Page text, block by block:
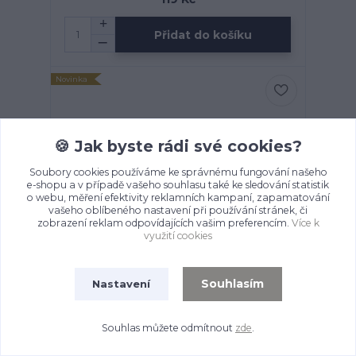
Přidat do košíku
Novinka
PŘÁNÍ K NAROZENINÁM - retro psací stroj
(892)
119 Kč
🍪 Jak byste rádi své cookies?
Soubory cookies používáme ke správnému fungování našeho
e-shopu a v případě vašeho souhlasu také ke sledování statistik
o webu, měření efektivity reklamních kampaní, zapamatování
vašeho oblíbeného nastavení při používání stránek, či
zobrazení reklam odpovídajících vašim preferencím. Více k
využití cookies
Nastavení Souhlasím
Souhlas můžete odmítnout zde